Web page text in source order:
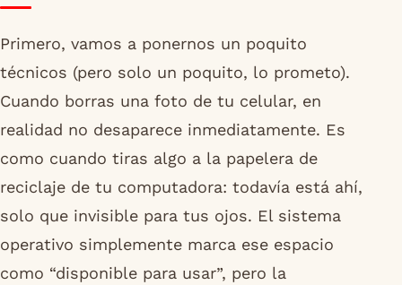
Primero, vamos a ponernos un poquito
técnicos (pero solo un poquito, lo prometo).
Cuando borras una foto de tu celular, en
realidad no desaparece inmediatamente. Es
como cuando tiras algo a la papelera de
reciclaje de tu computadora: todavía está ahí,
solo que invisible para tus ojos. El sistema
operativo simplemente marca ese espacio
como “disponible para usar”, pero la